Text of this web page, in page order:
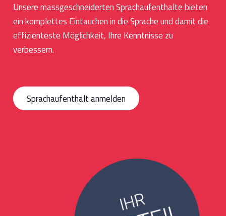
Unsere massgeschneiderten Sprachaufenthalte bieten
ein komplettes Eintauchen in die Sprache und damit die
effizienteste Möglichkeit, Ihre Kenntnisse zu
verbessern.
Sprachaufenthalt anmelden